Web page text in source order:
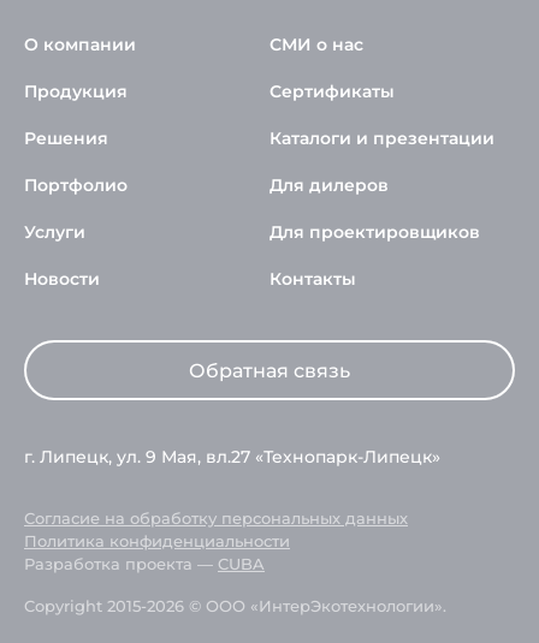
О компании
Продукция
Решения
Портфолио
Услуги
Новости
СМИ о нас
Сертификаты
Каталоги и презентации
Для дилеров
Для проектировщиков
Контакты
Обратная связь
г. Липецк, ул. 9 Мая, вл.27 «Технопарк-Липецк»
Согласие на обработку персональных данных
Политика конфиденциальности
Разработка проекта — CUBA
Copyright 2015-2026 © ООО «ИнтерЭкотехнологии».